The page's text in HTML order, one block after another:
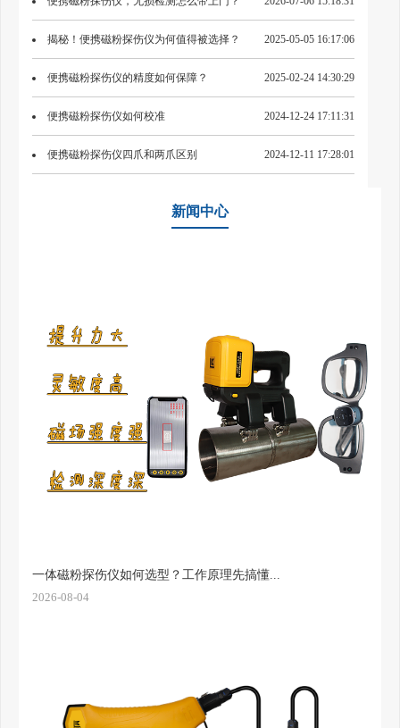
2025-05-05 16:17:06
揭秘！便携磁粉探伤仪为何值得被选择？
2025-02-24 14:30:29
便携磁粉探伤仪的精度如何保障？
2024-12-24 17:11:31
便携磁粉探伤仪如何校准
2024-12-11 17:28:01
便携磁粉探伤仪四爪和两爪区别
新闻中心
一体磁粉探伤仪如何选型？工作原理先搞懂...
2026-08-04